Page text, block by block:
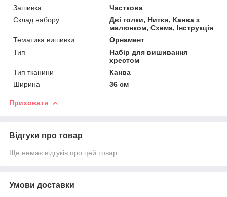
Зашивка
Часткова
Склад набору
Дві голки, Нитки, Канва з
малюнком, Схема, Інструкція
Тематика вишивки
Орнамент
Тип
Набір для вишивання
хрестом
Тип тканини
Канва
Ширина
36 см
Приховати
Відгуки про товар
Ще немає відгуків про цей товар
Умови доставки